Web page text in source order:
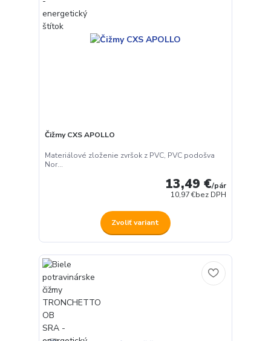
Čižmy CXS APOLLO
Materiálové zloženie zvršok z PVC, PVC podošva
Nor...
13,49 €/pár
10,97 €bez DPH
Zvoliť variant